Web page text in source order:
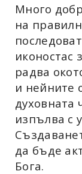
Много
на
иконостас
радва
и нейните
духовната
изпълва с
да бъде
Бога.